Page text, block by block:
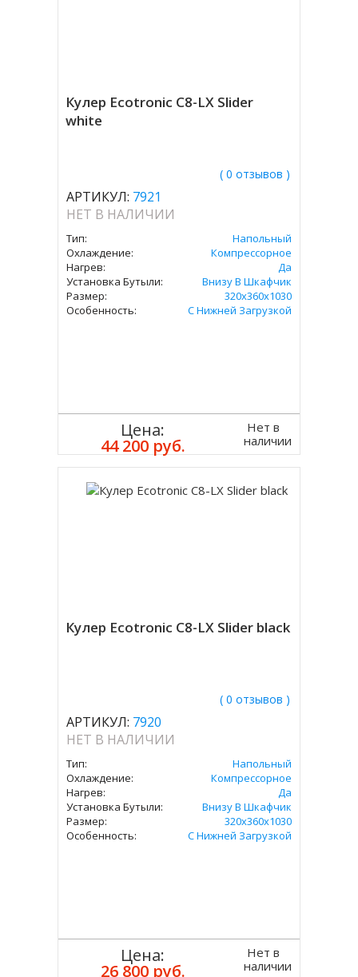
Кулер Ecotronic C8-LX Slider
white
( 0 отзывов )
АРТИКУЛ: 7921
НЕТ В НАЛИЧИИ
Тип:
Напольный
Охлаждение:
Компрессорное
Нагрев:
Да
Установка Бутыли:
Внизу В Шкафчик
Размер:
320x360х1030
Особенность:
С Нижней Загрузкой
Цена:
44 200 руб.
Нет в
наличии
Кулер Ecotronic C8-LX Slider black
( 0 отзывов )
АРТИКУЛ: 7920
НЕТ В НАЛИЧИИ
Тип:
Напольный
Охлаждение:
Компрессорное
Нагрев:
Да
Установка Бутыли:
Внизу В Шкафчик
Размер:
320x360х1030
Особенность:
С Нижней Загрузкой
Цена:
26 800 руб.
Нет в
наличии